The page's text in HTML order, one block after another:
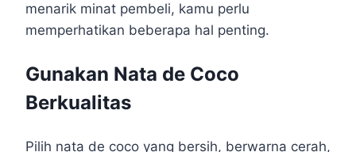
menarik minat pembeli, kamu perlu
memperhatikan beberapa hal penting.
Gunakan Nata de Coco
Berkualitas
Pilih nata de coco yang bersih, berwarna cerah,